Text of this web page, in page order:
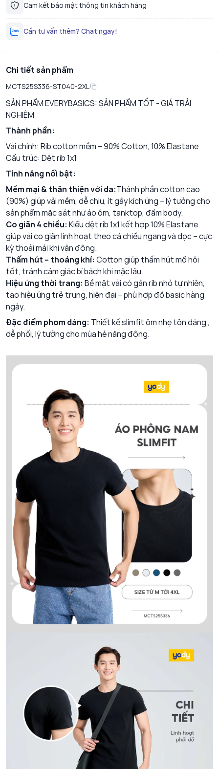
Cam kết bảo mật thông tin khách hàng
Cần tư vấn thêm? Chat ngay!
Chi tiết sản phẩm
MCTS25S336-ST040-2XL
SẢN PHẨM EVERYBASICS: SẢN PHẨM TỐT - GIÁ TRẢI
NGHIỆM
Thành phần:
Vải chính: Rib cotton mềm – 90% Cotton, 10% Elastane
Cấu trúc: Dệt rib 1x1
Tính năng nổi bật:
Mềm mại & thân thiện với da:Thành phần cotton cao
(90%) giúp vải mềm, dễ chịu, ít gây kích ứng – lý tưởng cho
sản phẩm mặc sát như áo ôm, tanktop, đầm body.
Co giãn 4 chiều: Kiểu dệt rib 1x1 kết hợp 10% Elastane
giúp vải co giãn linh hoạt theo cả chiều ngang và dọc – cực
kỳ thoải mái khi vận động.
Thấm hút – thoáng khí: Cotton giúp thấm hút mồ hôi
tốt, tránh cảm giác bí bách khi mặc lâu.
Hiệu ứng thời trang: Bề mặt vải có gân rib nhỏ tự nhiên,
tạo hiệu ứng trẻ trung, hiện đại – phù hợp đồ basic hàng
ngày.
Đặc điểm phom dáng: Thiết kế slimfit ôm nhẹ tôn dáng ,
dễ phối, lý tưởng cho mùa hè năng động.